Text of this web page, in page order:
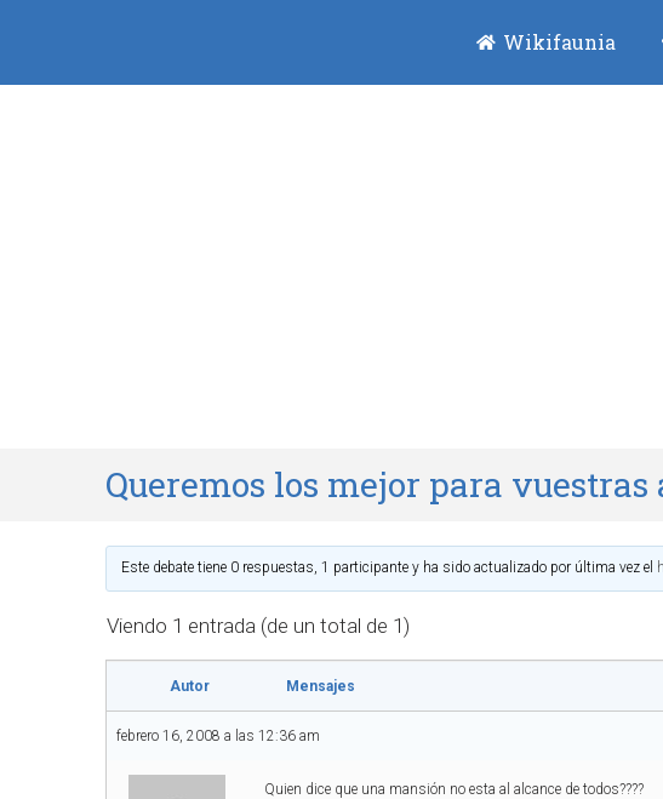
Wikifaunia
Queremos los mejor para vuestras
Este debate tiene 0 respuestas, 1 participante y ha sido actualizado por última vez el
Viendo 1 entrada (de un total de 1)
Autor Mensajes
febrero 16, 2008 a las 12:36 am
Quien dice que una mansión no esta al alcance de todos????